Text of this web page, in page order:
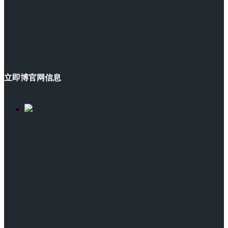
立即博官网信息